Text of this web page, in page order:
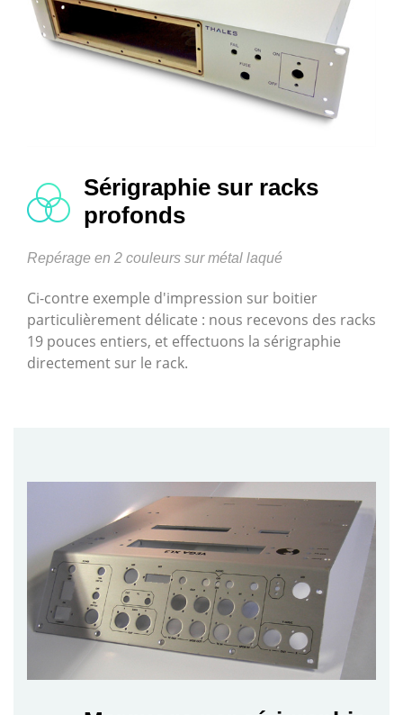
Sérigraphie sur racks
profonds
Repérage en 2 couleurs sur métal laqué
Ci-contre exemple d'impression sur boitier
particulièrement délicate : nous recevons des racks
19 pouces entiers, et effectuons la sérigraphie
directement sur le rack.